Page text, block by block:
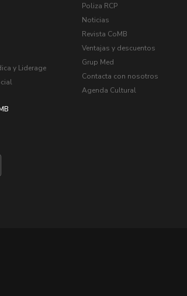
y Liderage
Poliza RCP
Noticias
Revista CoMB
Ventajas y descuentos
Grup Med
Contacta con nosotros
Agenda Cultural